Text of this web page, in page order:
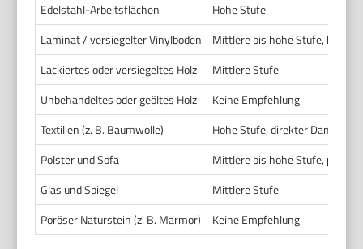
Edelstahl-Arbeitsflächen
Hohe Stufe
Laminat / versiegelter Vinylboden
Mittlere bis hohe Stufe, kurz
Lackiertes oder versiegeltes Holz
Mittlere Stufe
Unbehandeltes oder geöltes Holz
Keine Empfehlung
Textilien (z. B. Baumwolle)
Hohe Stufe, direkter Dampf
Polster und Sofa
Mittlere bis hohe Stufe,
Glas und Spiegel
Mittlere Stufe
Poröser Naturstein (z. B. Marmor)
Keine Empfehlung